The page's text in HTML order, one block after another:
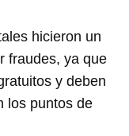
hicieron un
fraudes, ya que
y deben
los puntos de